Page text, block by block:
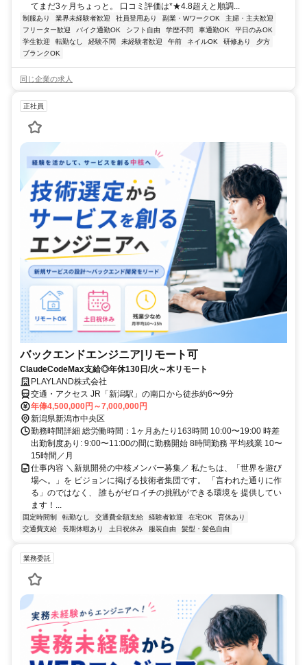
てまだ3ヶ月ちょっと。 口コミ評価は*★4.8超えと順調...
制服あり 業界未経験者歓迎 社員登用あり 副業・WワークOK
主婦・主夫歓迎
フリーター歓迎
バイク通勤OK シフト自由 学歴不問 車通勤OK
平日のみOK
学生歓迎
転勤なし 経験不問 未経験者歓迎 午前 ネイルOK 研修あり
夕方
ブランクOK
同じ企業の求人
正社員
バックエンドエンジニア|リモート可
ClaudeCodeMax支給◎年休130日/火～木リモート
PLAYLAND株式会社
交通・アクセス JR「新潟駅」の南口から徒歩約6〜9分
年俸4,500,000円～7,000,000円
新潟県新潟市中央区
勤務時間詳細 総労働時間：1ヶ月あたり163時間 10:00〜19:00 時差
出勤制度あり: 9:00〜11:00の間に勤務開始 8時間勤務 平均残業 10〜
15時間／月
仕事内容 ＼新規開発の中核メンバー募集／ 私たちは、「世界を遊び
場へ。」を ビジョンに掲げる技術者集団です。 「言われた通りに作
る」のではなく、 誰もがゼロイチの挑戦ができる環境を 提供してい
ます！...
固定時間制 転勤なし 交通費全額支給 経験者歓迎 在宅OK
育休あり
交通費支給
長期休暇あり 土日祝休み 服装自由 髪型・髪色自由
業務委託